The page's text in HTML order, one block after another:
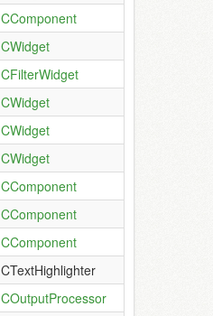
CComponent
CWidget
CFilterWidget
CWidget
CWidget
CWidget
CComponent
CComponent
CComponent
CTextHighlighter
COutputProcessor